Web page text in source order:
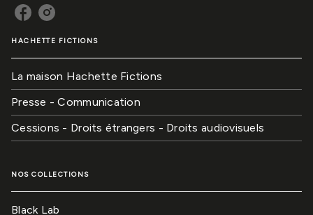
HACHETTE FICTIONS
La maison Hachette Fictions
Presse - Communication
Cessions - Droits étrangers - Droits audiovisuels
NOS COLLECTIONS
Black Lab